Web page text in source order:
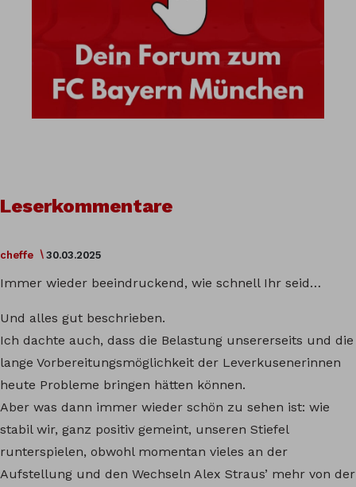
Leserkommentare
cheffe 30.03.2025
Immer wieder beeindruckend, wie schnell Ihr seid…
Und alles gut beschrieben.
Ich dachte auch, dass die Belastung unsererseits und die
lange Vorbereitungsmöglichkeit der Leverkusenerinnen
heute Probleme bringen hätten können.
Aber was dann immer wieder schön zu sehen ist: wie
stabil wir, ganz positiv gemeint, unseren Stiefel
runterspielen, obwohl momentan vieles an der
Aufstellung und den Wechseln Alex Straus’ mehr von der